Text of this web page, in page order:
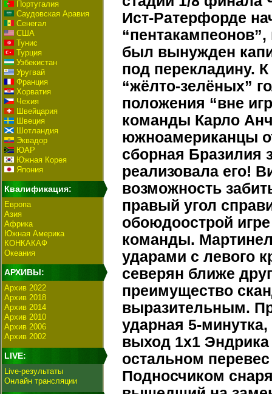
Португалия
Саудовская Аравия
Сенегал
США
Тунис
Турция
Узбекистан
Уругвай
Франция
Хорватия
Чехия
Швейцария
Швеция
Шотландия
Эквадор
ЮАР
Южная Корея
Япония
Квалификация:
Европа
Азия
Африка
Южная Америка
КОНКАКАФ
Океания
АРХИВЫ:
Архив 2022
Архив 2018
Архив 2014
Архив 2010
Архив 2006
Архив 2002
LIVE:
Live-результаты
Онлайн трансляции
Ист-Ратерфорде
был вынужден
под перекладину.
“жёлто-зелёных”
положения “вне
команды Карло
южноамериканцы
сборная Бразилия
реализовала его!
возможность
правый угол
обоюдоострой
команды.
ударами с левого
северян ближе
преимущество
выразительным.
ударная 5-
выход 1x1
остальном
Подносчиком